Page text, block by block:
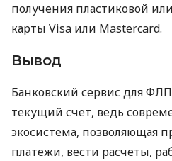
получения пластиковой
карты Visa или Mastercard.
Вывод
Банковский сервис для
текущий счет, ведь
экосистема, позволяющая
платежи, вести расчеты,